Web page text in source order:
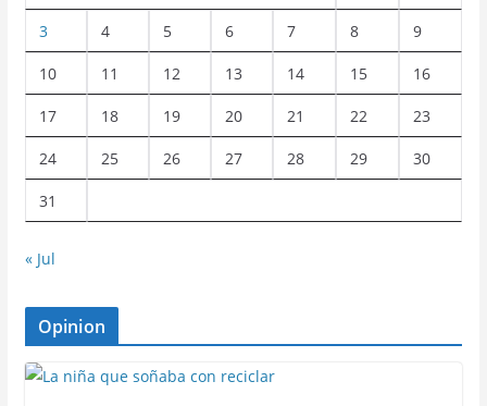
3 4 5 6 7 8 9
10 11 12 13 14 15 16
17 18 19 20 21 22 23
24 25 26 27 28 29 30
31
« Jul
Opinion